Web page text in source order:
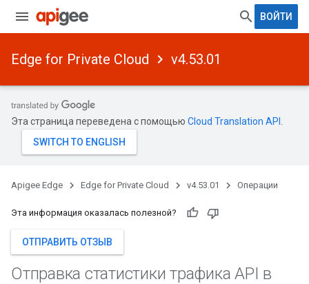
ВОЙТИ
Edge for Private Cloud v4.53.01
Эта страница переведена с помощью Cloud Translation API
Apigee Edge Edge for Private Cloud v4.53.01 Операции
Эта информация оказалась полезной?
ОТПРАВИТЬ ОТЗЫВ
Отправка статистики трафика API в